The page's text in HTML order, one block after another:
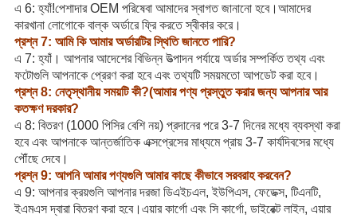
এ 6: হ্যাঁ!পেশাদার OEM পরিষেবা আমাদের স্বাগত জানানো হবে।আমাদের
কারখানা লোগোকে বাল্ক অর্ডারে ফ্রি করতে স্বীকার করে।
প্রশ্ন 7: আমি কি আমার অর্ডারটির স্থিতি জানতে পারি?
এ 7: হ্যাঁ। আপনার আদেশের বিভিন্ন উত্পাদন পর্যায়ে অর্ডার সম্পর্কিত তথ্য এবং
ফটোগুলি আপনাকে প্রেরণ করা হবে এবং তথ্যটি সময়মতো আপডেট করা হবে।
প্রশ্ন 8: নেতৃস্থানীয় সময়টি কী?(আমার পণ্য প্রস্তুত করার জন্য আপনার আর
কতক্ষণ দরকার?
এ 8: বিতরণ (1000 পিসির বেশি নয়) প্রদানের পরে 3-7 দিনের মধ্যে ব্যবস্থা করা
হবে এবং আপনাকে আন্তর্জাতিক এক্সপ্রেসের মাধ্যমে প্রায় 3-7 কার্যদিবসের মধ্যে
পৌঁছে দেবে।
প্রশ্ন 9: আপনি আমার পণ্যগুলি আমার কাছে কীভাবে সরবরাহ করবেন?
এ 9: আপনার ক্রয়গুলি আপনার দরজা ডিএইচএল, ইউপিএস, ফেডেক্স, টিএনটি,
ইএমএস দ্বারা বিতরণ করা হবে।এয়ার কার্গো এবং সি কার্গো, ডাইরেক্ট লাইন, এয়ার